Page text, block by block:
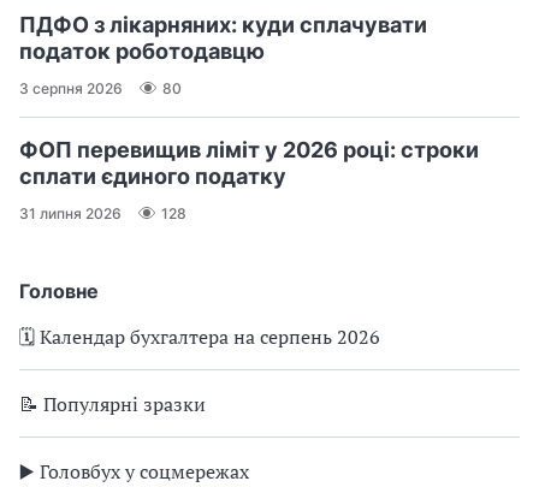
Головне
🗓️ Календар бухгалтера на серпень 2026
📝 Популярні зразки
▶️ Головбух у соцмережах
ПДФО з лікарняних: куди сплачувати
податок роботодавцю
3 серпня 2026 80
ФОП перевищив ліміт у 2026 році: строки
сплати єдиного податку
31 липня 2026 128